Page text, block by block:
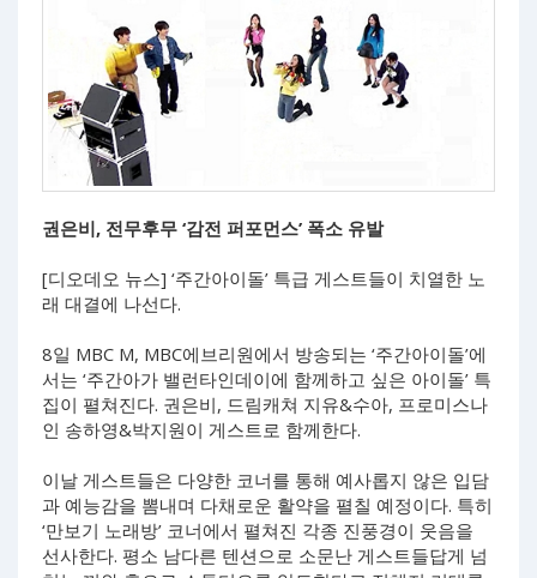
권은비, 전무후무 ‘감전 퍼포먼스’ 폭소 유발
[디오데오 뉴스] ‘주간아이돌’ 특급 게스트들이 치열한 노
래 대결에 나선다.
8일 MBC M, MBC에브리원에서 방송되는 ‘주간아이돌’에
서는 ‘주간아가 밸런타인데이에 함께하고 싶은 아이돌’ 특
집이 펼쳐진다. 권은비, 드림캐쳐 지유&수아, 프로미스나
인 송하영&박지원이 게스트로 함께한다.
이날 게스트들은 다양한 코너를 통해 예사롭지 않은 입담
과 예능감을 뽐내며 다채로운 활약을 펼칠 예정이다. 특히
‘만보기 노래방’ 코너에서 펼쳐진 각종 진풍경이 웃음을
선사한다. 평소 남다른 텐션으로 소문난 게스트들답게 넘